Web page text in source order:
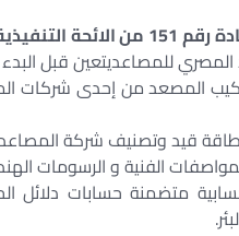
الموحد رقم 119 لسنة 2008 والتى نصت على : –
المصري للمصاعديتعين قبل
المصعد من إحدى شركات
متضمنة حسابات